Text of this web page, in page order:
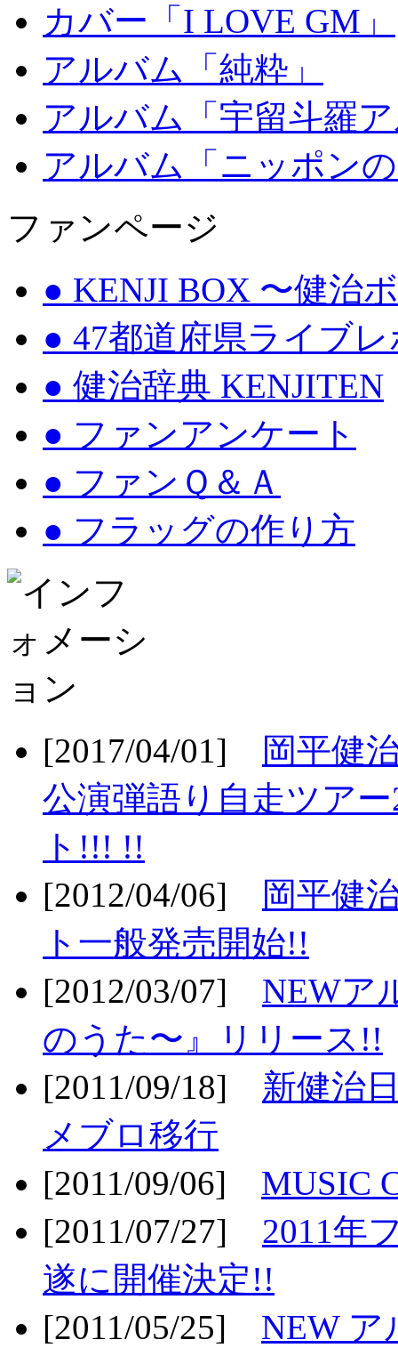
カバー「I LOVE GM」
アルバム「純粋」
アルバム「宇留斗羅
アルバム「ニッポン
ファンページ
● KENJI BOX 〜健治
● 47都道府県ライブ
● 健治辞典 KENJITEN
● ファンアンケート
● ファンＱ＆Ａ
● フラッグの作り方
[2017/04/01]
岡平健
公演弾語り自走ツア
ト!!! !!
[2012/04/06]
岡平健
ト一般発売開始!!
[2012/03/07] NEWア
のうた〜』リリース!!
[2011/09/18] 新健治
メブロ移行
[2011/09/06] MUSIC
[2011/07/27] 2011年
遂に開催決定!!
[2011/05/25] NEW